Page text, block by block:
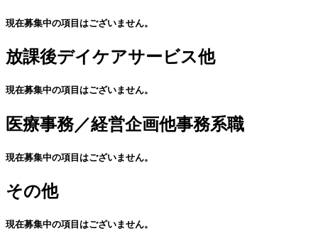
現在募集中の項目はございません。
放課後デイケアサービス他
現在募集中の項目はございません。
医療事務／経営企画他事務系職
現在募集中の項目はございません。
その他
現在募集中の項目はございません。